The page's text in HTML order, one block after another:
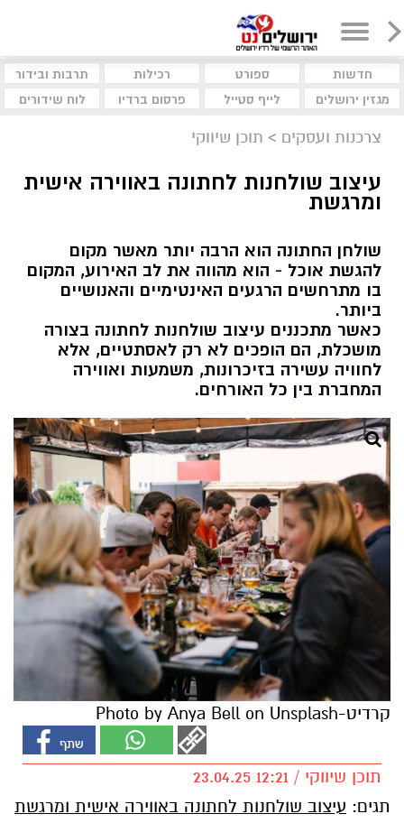
חדשות ספורט רכילות
תרבות ובידור
מגזין ירושלים
לייף סטייל פרסום ברדיו לוח שידורים
צרכנות ועסקים > תוכן שיווקי
עיצוב שולחנות לחתונה באווירה אישית
ומרגשת
שולחן החתונה הוא הרבה יותר מאשר מקום
להגשת אוכל - הוא מהווה את לב האירוע, המקום
בו מתרחשים הרגעים האינטימיים והאנושיים
ביותר.
כאשר מתכננים עיצוב שולחנות לחתונה בצורה
מושכלת, הם הופכים לא רק לאסתטיים, אלא
לחוויה עשירה בזיכרונות, משמעות ואווירה
המחברת בין כל האורחים.
קרדיט-Photo by Anya Bell on Unsplash
תוכן שיווקי / 12:21 23.04.25
תגים: עיצוב שולחנות לחתונה באווירה אישית ומרגשת